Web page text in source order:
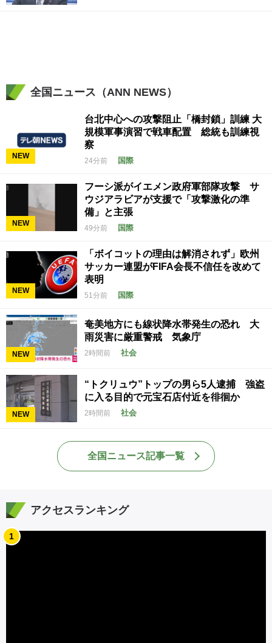
全国ニュース（ANN NEWS）
NEW
台北中心への攻撃阻止「橋封鎖」訓練 大
規模軍事演習で戦車配置 総統も訓練視
察
24分前 国際
NEW
フーシ派がイエメン政府軍部隊攻撃 サ
ウジアラビアが支援で「攻撃激化の準
備」と主張
49分前 国際
NEW
「ボイコットの理由は解消されず」欧州
サッカー連盟がFIFA会長不信任を改めて
表明
51分前 国際
NEW
奄美地方にも線状降水帯発生の恐れ 大
雨災害に厳重警戒 気象庁
2時間前 社会
NEW
“トクリュウ”トップの男ら5人逮捕 強盗
に入る目的で元宝石店付近を徘徊か
2時間前 社会
全国ニュース記事一覧
アクセスランキング
1